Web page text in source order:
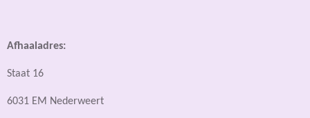
Afhaaladres:
Staat 16
6031 EM Nederweert